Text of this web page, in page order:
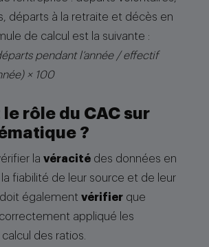
départs à la retraite et décès en
de calcul est la suivante :
pendant l’année / effectif
× 100
rôle du CAC sur
?
la véracité des données en
la fiabilité de leur source et de leur
également vérifier que
correctement appliqué les
des ratios.